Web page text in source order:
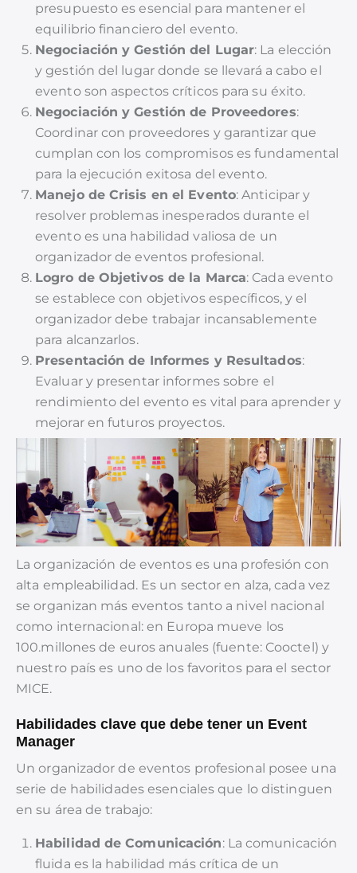
presupuesto es esencial para mantener el
equilibrio financiero del evento.
Negociación y Gestión del Lugar: La elección
y gestión del lugar donde se llevará a cabo el
evento son aspectos críticos para su éxito.
Negociación y Gestión de Proveedores:
Coordinar con proveedores y garantizar que
cumplan con los compromisos es fundamental
para la ejecución exitosa del evento.
Manejo de Crisis en el Evento: Anticipar y
resolver problemas inesperados durante el
evento es una habilidad valiosa de un
organizador de eventos profesional.
Logro de Objetivos de la Marca: Cada evento
se establece con objetivos específicos, y el
organizador debe trabajar incansablemente
para alcanzarlos.
Presentación de Informes y Resultados:
Evaluar y presentar informes sobre el
rendimiento del evento es vital para aprender y
mejorar en futuros proyectos.
La organización de eventos es una profesión con
alta empleabilidad. Es un sector en alza, cada vez
se organizan más eventos tanto a nivel nacional
como internacional: en Europa mueve los
100.millones de euros anuales (fuente: Cooctel) y
nuestro país es uno de los favoritos para el sector
MICE.
Habilidades clave que debe tener un Event
Manager
Un organizador de eventos profesional posee una
serie de habilidades esenciales que lo distinguen
en su área de trabajo:
Habilidad de Comunicación: La comunicación
fluida es la habilidad más crítica de un